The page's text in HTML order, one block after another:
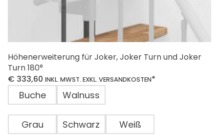
Höhenerweiterung für Joker, Joker Turn und Joker
Turn 180°
€ 333,60 INKL. MWST. EXKL. VERSANDKOSTEN*
Buche Walnuss
Grau Schwarz Weiß